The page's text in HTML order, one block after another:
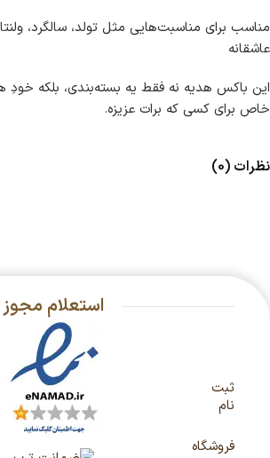
مناسب برای مناسبت‌هایی مثل تولد، سالگرد،
عاشقانه
این باکس هدیه نه فقط یه بسته‌بندی، بلکه خودِ
خاص برای کسی که برات عزیزه.
نظرات (0)
ثبت
نام
فروشگاه
استعلام مجوز